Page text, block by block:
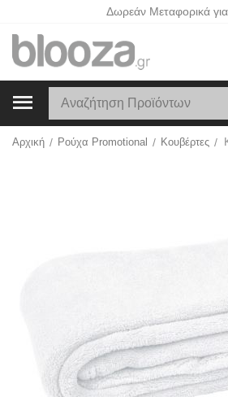
Δωρεάν Μεταφορικά
Αρχική / Ρούχα Promotional / Κουβέρτες /